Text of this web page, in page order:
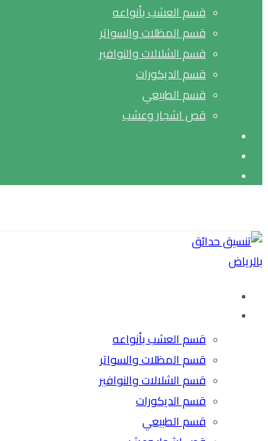
قسم العشب بأنواعه
قسم المظلات والسواتر
قسم الشلالات والنوافير
قسم الديكورات
قسم الطبيعي
قص اشجار وعشب
قسم العشب بأنواعه
قسم المظلات والسواتر
قسم الشلالات والنوافير
قسم الديكورات
قسم الطبيعي